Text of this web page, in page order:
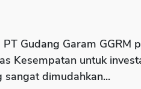
Gudang Garam GGRM
Kesempatan untuk
sangat dimudahkan...